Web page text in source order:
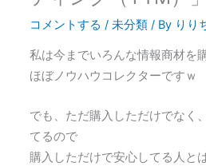
コメントする /未分類 / By りり
私は今までいろんな情報商材を
ほぼノウハウコレクターですｗ
でも、ただ購入しただけでなく
てるので
購入しただけで安心してる人と